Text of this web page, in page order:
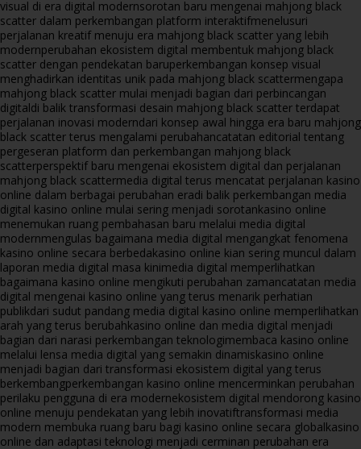
visual di era digital modernsorotan baru mengenai mahjong black
scatter dalam perkembangan platform interaktifmenelusuri
perjalanan kreatif menuju era mahjong black scatter yang lebih
modernperubahan ekosistem digital membentuk mahjong black
scatter dengan pendekatan baruperkembangan konsep visual
menghadirkan identitas unik pada mahjong black scattermengapa
mahjong black scatter mulai menjadi bagian dari perbincangan
digitaldi balik transformasi desain mahjong black scatter terdapat
perjalanan inovasi moderndari konsep awal hingga era baru mahjong
black scatter terus mengalami perubahancatatan editorial tentang
pergeseran platform dan perkembangan mahjong black
scatterperspektif baru mengenai ekosistem digital dan perjalanan
mahjong black scattermedia digital terus mencatat perjalanan kasino
online dalam berbagai perubahan eradi balik perkembangan media
digital kasino online mulai sering menjadi sorotankasino online
menemukan ruang pembahasan baru melalui media digital
modernmengulas bagaimana media digital mengangkat fenomena
kasino online secara berbedakasino online kian sering muncul dalam
laporan media digital masa kinimedia digital memperlihatkan
bagaimana kasino online mengikuti perubahan zamancatatan media
digital mengenai kasino online yang terus menarik perhatian
publikdari sudut pandang media digital kasino online memperlihatkan
arah yang terus berubahkasino online dan media digital menjadi
bagian dari narasi perkembangan teknologimembaca kasino online
melalui lensa media digital yang semakin dinamiskasino online
menjadi bagian dari transformasi ekosistem digital yang terus
berkembangperkembangan kasino online mencerminkan perubahan
perilaku pengguna di era modernekosistem digital mendorong kasino
online menuju pendekatan yang lebih inovatiftransformasi media
modern membuka ruang baru bagi kasino online secara globalkasino
online dan adaptasi teknologi menjadi cerminan perubahan era